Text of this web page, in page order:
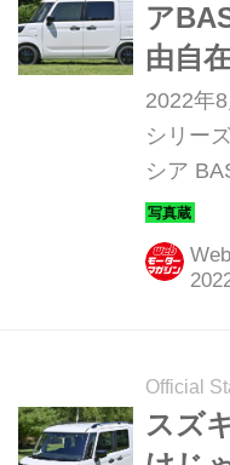
ア
由自
に見
2022年
シリー
シア
ィール
Official
スズ